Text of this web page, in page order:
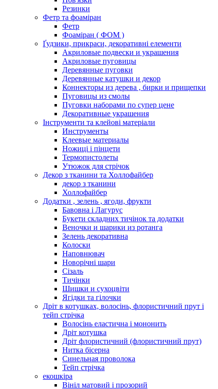
Резинки
Фетр та фоаміран
Фетр
Фоаміран ( ФОМ )
Ґудзики, прикраси, декоративні елементи
Акриловые подвески и украшения
Акриловые пуговицы
Деревянные пуговки
Деревянные катушки и декор
Коннекторы из дерева , бирки и прищепки
Пуговицы из смолы
Пуговки наборами по супер цене
Декоративные украшения
Інструменти та клейові матеріали
Инструменты
Клеевые материалы
Ножиці і пінцети
Термопистолеты
Утюжок для стрічок
Декор з тканини та Холлофайбер
декор з тканини
Холлофайбер
Додатки , зелень , ягоди, фрукти
Бавовна і Лагурус
Букети складних тичінок та додатки
Веночки и шарики из ротанга
Зелень декоративна
Колоски
Наповнювач
Новорічні шари
Сізаль
Тичінки
Шишки и сухоцвіти
Ягідки та гілочки
Дріт в котушках, волосінь, флористичний прут і
тейп стрічка
Волосінь еластична і мононить
Дріт котушка
Дріт флористичний (флористичний прут)
Нитка бісерна
Синельная проволока
Тейп стрічка
екошкіра
Вініл матовий і прозорий